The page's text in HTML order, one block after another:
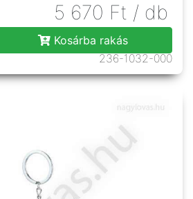
5 670 Ft / db
Kosárba rakás
236-1032-000